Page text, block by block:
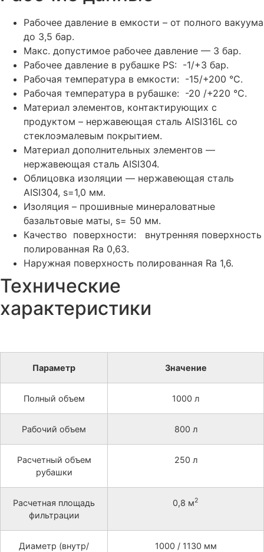
Рабочее давление в емкости – от полного вакуума
до 3,5 бар.
Макс. допустимое рабочее давление — 3 бар.
Рабочее давление в рубашке PS: -1/+3 бар.
Рабочая температура в емкости: -15/+200 °C.
Рабочая температура в рубашке: -20 /+220 °С.
Материал элементов, контактирующих с
продуктом – нержавеющая сталь AISI316L со
стеклоэмалевым покрытием.
Материал дополнительных элементов —
нержавеющая сталь AISI304.
Облицовка изоляции — нержавеющая сталь
AISI304, s=1,0 мм.
Изоляция – прошивные минераловатные
базальтовые маты, s= 50 мм.
Качество поверхности: внутренняя поверхность
полированная Ra 0,63.
Наружная поверхность полированная Ra 1,6.
Технические
характеристики
Параметр Значение
Полный объем 1000 л
Рабочий объем 800 л
Расчетный объем
рубашки
250 л
Расчетная площадь
фильтрации
0,8 м2
Диаметр (внутр/
1000 / 1130 мм